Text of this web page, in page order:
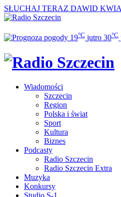
SŁUCHAJ TERAZ DAWID
19°C jutro 30°C
Wiadomości
Szczecin
Region
Polska i świat
Sport
Kultura
Biznes
Podcasty
Radio Szczecin
Radio Szczecin Extra
Muzyka
Konkursy